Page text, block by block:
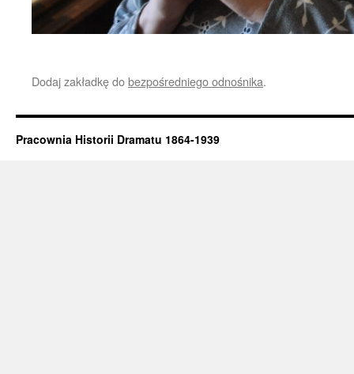
Dodaj zakładkę dobezpośredniego odnośnika.
Pracownia Historii Dramatu 1864-1939